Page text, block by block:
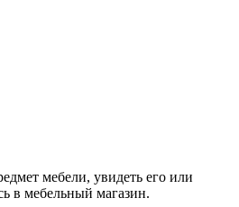
мебели, увидеть его или
в мебельный магазин.